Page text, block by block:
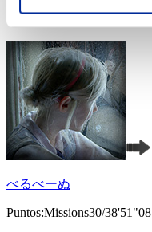
べるべーぬ
Puntos:Missions30/38'51"08